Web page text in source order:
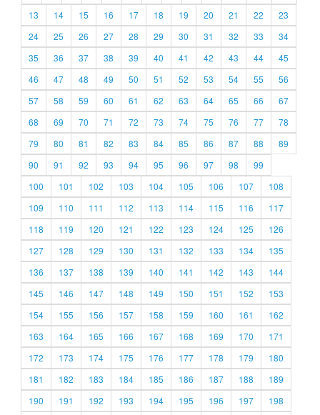
13
14 15 16 17 18 19 20 21 22
23
24
25 26 27 28 29 30 31 32 33
34
35
36 37 38 39 40 41 42 43 44
45
46
47 48 49 50 51 52 53 54 55
56
57
58 59 60 61 62 63 64 65 66
67
68
69 70 71 72 73 74 75 76 77
78
79
80 81 82 83 84 85 86 87 88
89
90
91 92 93 94 95 96 97 98
99
100
101 102 103 104 105 106 107
108
109
110 111 112 113 114 115 116
117
118
119 120 121 122 123 124 125
126
127
128 129 130 131 132 133 134
135
136
137 138 139 140 141 142 143
144
145
146 147 148 149 150 151 152
153
154
155 156 157 158 159 160 161
162
163
164 165 166 167 168 169 170
171
172
173 174 175 176 177 178 179
180
181
182 183 184 185 186 187 188
189
190
191 192 193 194 195 196 197
198